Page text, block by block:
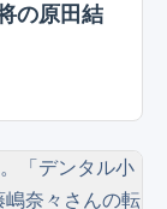
の原田結